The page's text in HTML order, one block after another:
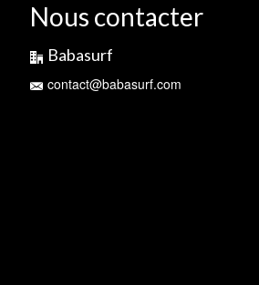
Nous contacter
Babasurf
contact@babasurf.com